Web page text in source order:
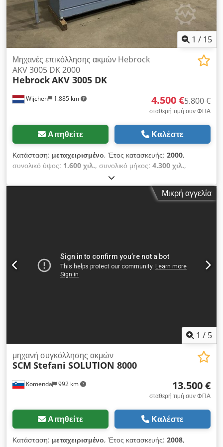
1 / 15
Wijchen 1.885 km
Μηχανές επικόλλησης ακμών Hebrock
AKV 3005 DK 2000
HebrockAKV 3005 DK
4.500 €5.800 €
σταθερή τιμή συν ΦΠΑ
Αιτηθείτε Καλέστε
Κατάσταση: μεταχειρισμένο, Έτος κατασκευής: 2000,
συνολικό ύψος: 1.600 χιλ., συνολικό μήκος: 4.300 χιλ.,
, Χρώμα: Γκρι - Ιδιαίτερα
χαρακτηριστικά: - Περιγραφή: Το μηχάνημα πρέπει να
επισκευαστεί. - Έτος κατασκευής: 2000 - Διαθέσιμη
μονάδας: - Διαθέσιμα εργαλεία: Ναι - Τάση [V]: 400 -
Κατανάλωση ρεύματος [A]: 15,8 - Ισχύς [kW]: 10,2 -
Διαστάσεις μεταφοράς: 4300 mm x 840 mm x 1600 mm
σχετίζεται με τον βιομηχανικό τομέα. Yorick Diebels
Μικρή αγγελία
1 / 5
Komenda 992 km
μηχανή συγκόλλησης ακμών
SCM Stefani SOLUTION 8000
13.500 €
σταθερή τιμή συν ΦΠΑ
Αιτηθείτε Καλέστε
Κατάσταση: μεταχειρισμένο, Έτος κατασκευής: 2008,